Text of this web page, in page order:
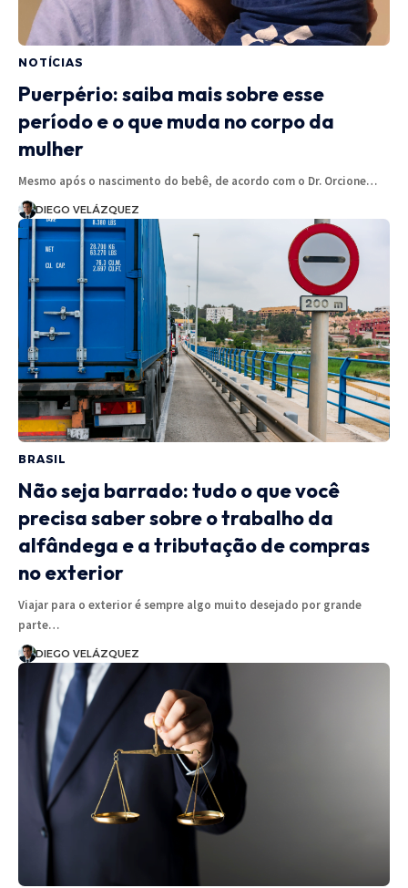
NOTÍCIAS
Puerpério: saiba mais sobre esse
período e o que muda no corpo da
mulher
Mesmo após o nascimento do bebê, de acordo com o Dr. Orcione…
DIEGO VELÁZQUEZ
BRASIL
Não seja barrado: tudo o que você
precisa saber sobre o trabalho da
alfândega e a tributação de compras
no exterior
Viajar para o exterior é sempre algo muito desejado por grande
parte…
DIEGO VELÁZQUEZ